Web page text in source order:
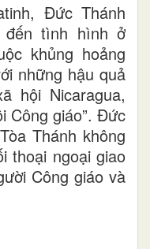
Đức Thánh
đến tình hình ở
khủng hoảng
những hậu quả
hội Nicaragua,
Công giáo”. Đức
Thánh không
thoại ngoại giao
Công giáo và